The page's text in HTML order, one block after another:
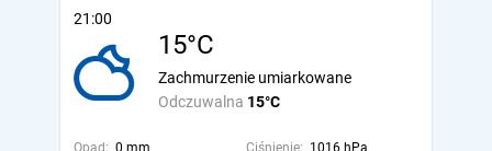
21:00
15°C
Odczuwalna 15°C
Zachmurzenie umiarkowane
Opad: 0 mm Ciśnienie: 1016 hPa